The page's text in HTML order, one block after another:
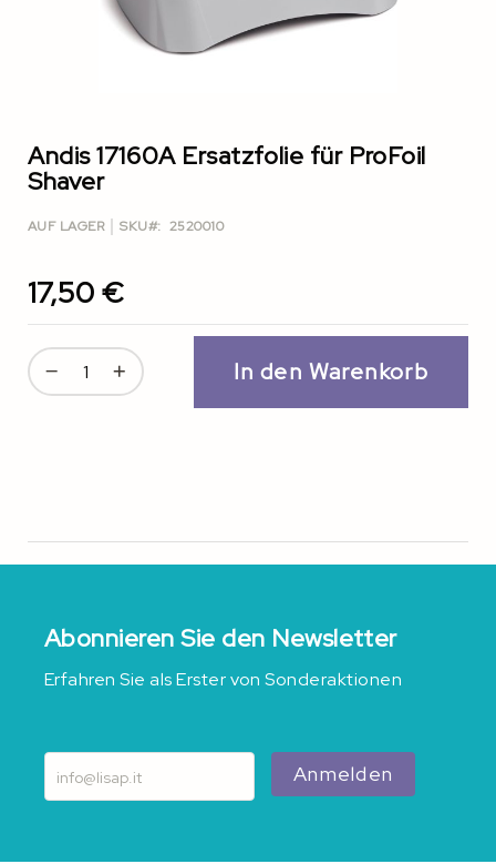
der
Bildgalerie
springen
Andis 17160A Ersatzfolie für ProFoil
Shaver
AUF LAGER SKU 2520010
17,50 €
In den Warenkorb
Abonnieren Sie den Newsletter
Erfahren Sie als Erster von Sonderaktionen
Anmelden